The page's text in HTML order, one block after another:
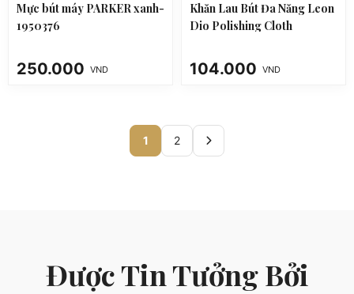
Mực bút máy PARKER xanh-
1950376
250.000 VND
Khăn Lau Bút Đa Năng Leon
Dio Polishing Cloth
104.000 VND
1 2
Được Tin Tưởng Bởi